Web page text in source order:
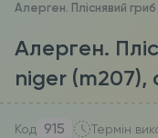
Алерген. Пліснявий
Алерген.
niger (m207),
Код 915 Термін